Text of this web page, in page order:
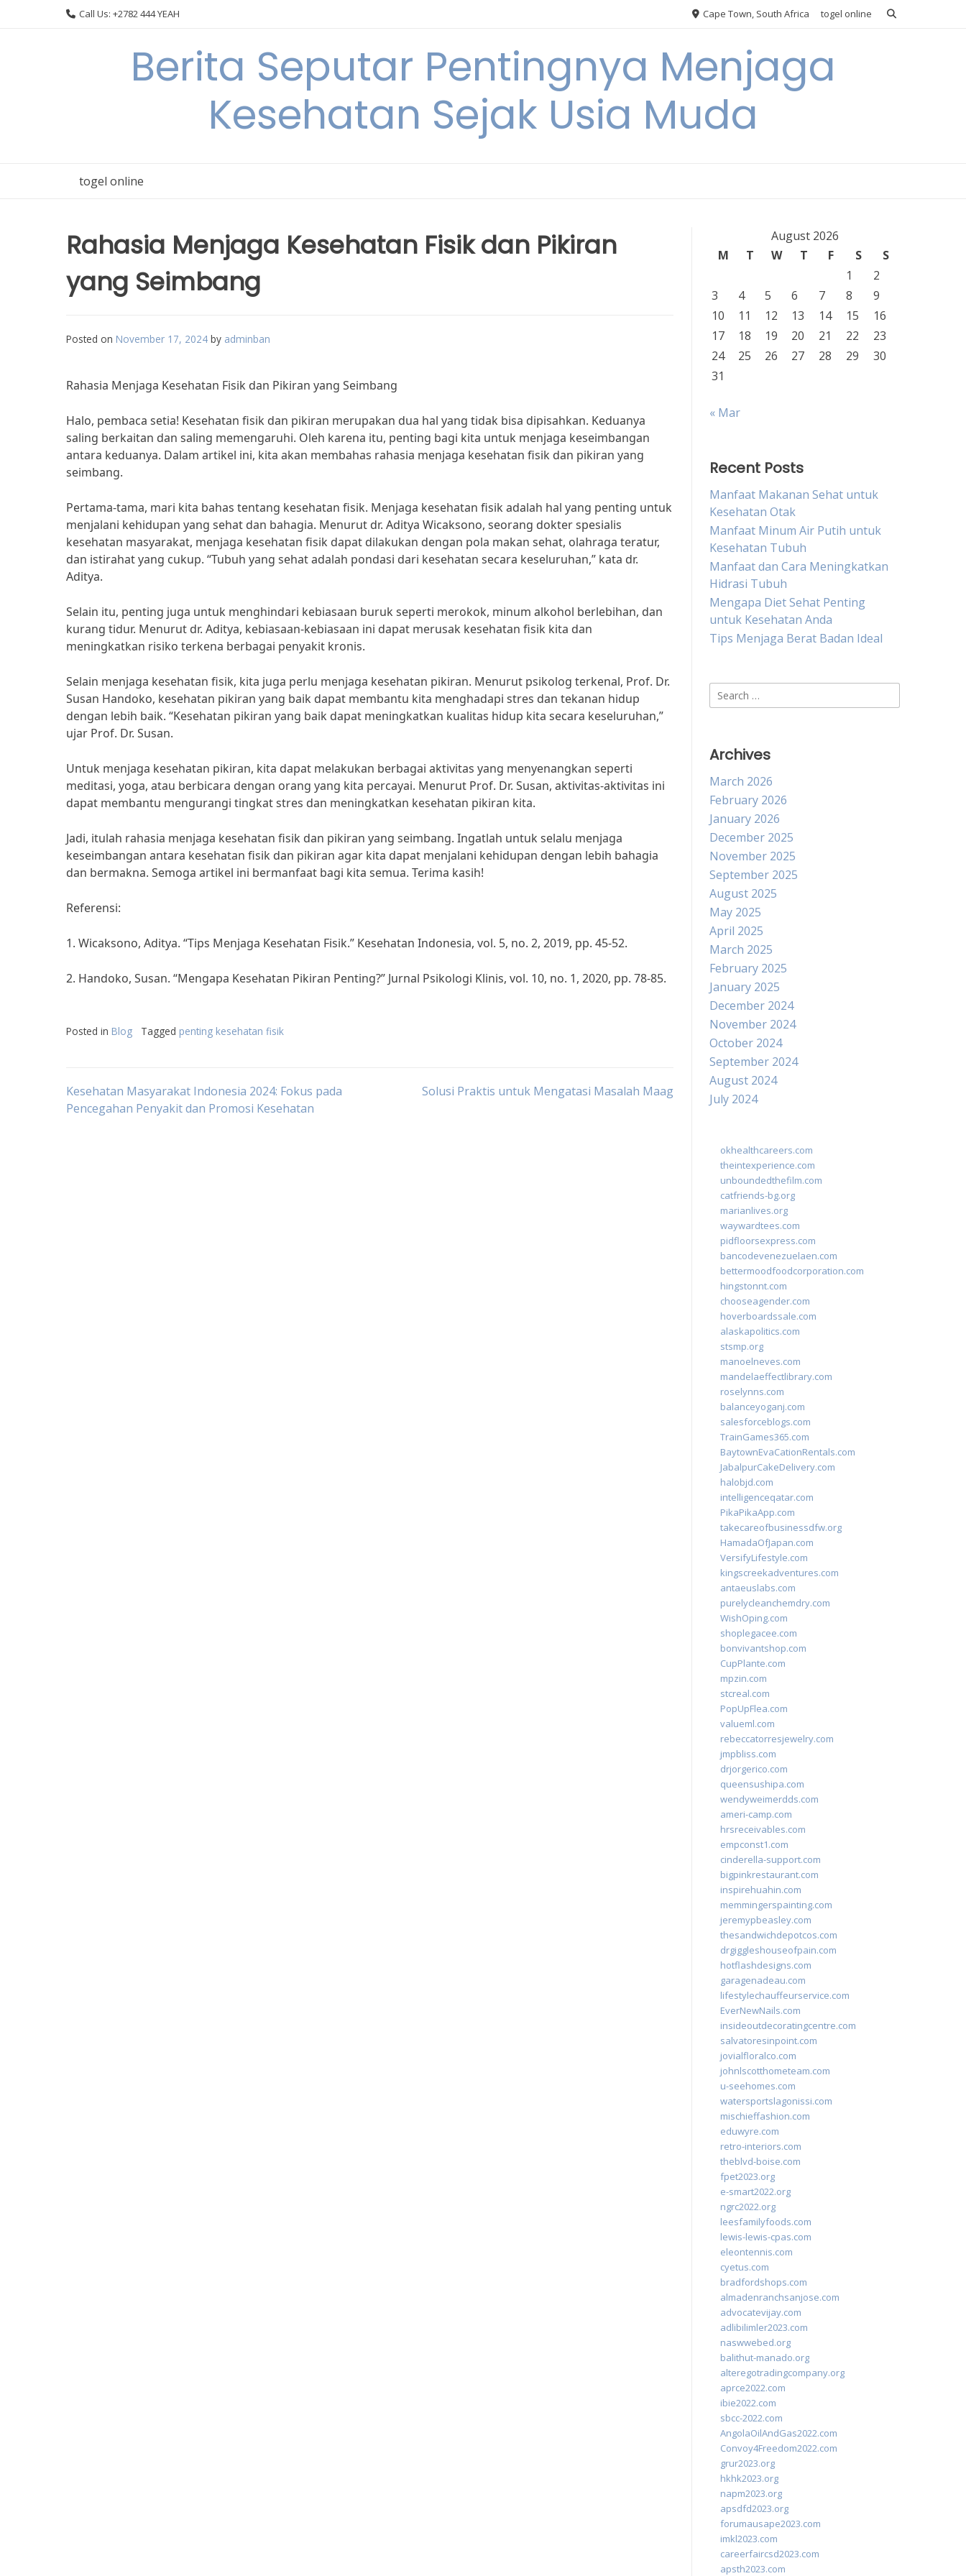
Call Us: +2782 444 YEAH Cape Town, South Africa togel online
Berita Seputar Pentingnya Menjaga
Kesehatan Sejak Usia Muda
togel online
Rahasia Menjaga Kesehatan Fisik dan Pikiran
yang Seimbang
Posted on November 17, 2024 by adminban
Rahasia Menjaga Kesehatan Fisik dan Pikiran yang Seimbang
Halo, pembaca setia! Kesehatan fisik dan pikiran merupakan dua hal yang tidak bisa dipisahkan. Keduanya
saling berkaitan dan saling memengaruhi. Oleh karena itu, penting bagi kita untuk menjaga keseimbangan
antara keduanya. Dalam artikel ini, kita akan membahas rahasia menjaga kesehatan fisik dan pikiran yang
seimbang.
Pertama-tama, mari kita bahas tentang kesehatan fisik. Menjaga kesehatan fisik adalah hal yang penting untuk
menjalani kehidupan yang sehat dan bahagia. Menurut dr. Aditya Wicaksono, seorang dokter spesialis
kesehatan masyarakat, menjaga kesehatan fisik dapat dilakukan dengan pola makan sehat, olahraga teratur,
dan istirahat yang cukup. “Tubuh yang sehat adalah pondasi dari kesehatan secara keseluruhan,” kata dr.
Aditya.
Selain itu, penting juga untuk menghindari kebiasaan buruk seperti merokok, minum alkohol berlebihan, dan
kurang tidur. Menurut dr. Aditya, kebiasaan-kebiasaan ini dapat merusak kesehatan fisik kita dan
meningkatkan risiko terkena berbagai penyakit kronis.
Selain menjaga kesehatan fisik, kita juga perlu menjaga kesehatan pikiran. Menurut psikolog terkenal, Prof. Dr.
Susan Handoko, kesehatan pikiran yang baik dapat membantu kita menghadapi stres dan tekanan hidup
dengan lebih baik. “Kesehatan pikiran yang baik dapat meningkatkan kualitas hidup kita secara keseluruhan,”
ujar Prof. Dr. Susan.
Untuk menjaga kesehatan pikiran, kita dapat melakukan berbagai aktivitas yang menyenangkan seperti
meditasi, yoga, atau berbicara dengan orang yang kita percayai. Menurut Prof. Dr. Susan, aktivitas-aktivitas ini
dapat membantu mengurangi tingkat stres dan meningkatkan kesehatan pikiran kita.
Jadi, itulah rahasia menjaga kesehatan fisik dan pikiran yang seimbang. Ingatlah untuk selalu menjaga
keseimbangan antara kesehatan fisik dan pikiran agar kita dapat menjalani kehidupan dengan lebih bahagia
dan bermakna. Semoga artikel ini bermanfaat bagi kita semua. Terima kasih!
Referensi:
1. Wicaksono, Aditya. “Tips Menjaga Kesehatan Fisik.” Kesehatan Indonesia, vol. 5, no. 2, 2019, pp. 45-52.
2. Handoko, Susan. “Mengapa Kesehatan Pikiran Penting?” Jurnal Psikologi Klinis, vol. 10, no. 1, 2020, pp. 78-85.
Posted in Blog Tagged penting kesehatan fisik
Post
Kesehatan Masyarakat Indonesia 2024: Fokus pada
Pencegahan Penyakit dan Promosi Kesehatan
Solusi Praktis untuk Mengatasi Masalah Maag
August 2026
M
T W T F S
S
1
2
3
4 5 6 7 8
9
10
11 12 13 14 15
16
17
18 19 20 21 22
23
24
25 26 27 28 29
30
31
« Mar
Recent Posts
Manfaat Makanan Sehat untuk
Kesehatan Otak
Manfaat Minum Air Putih untuk
Kesehatan Tubuh
Manfaat dan Cara Meningkatkan
Hidrasi Tubuh
Mengapa Diet Sehat Penting
untuk Kesehatan Anda
Tips Menjaga Berat Badan Ideal
Search
for:
Archives
March 2026
February 2026
January 2026
December 2025
November 2025
September 2025
August 2025
May 2025
April 2025
March 2025
February 2025
January 2025
December 2024
November 2024
October 2024
September 2024
August 2024
July 2024
okhealthcareers.com
theintexperience.com
unboundedthefilm.com
catfriends-bg.org
marianlives.org
waywardtees.com
pidfloorsexpress.com
bancodevenezuelaen.com
bettermoodfoodcorporation.com
hingstonnt.com
chooseagender.com
hoverboardssale.com
alaskapolitics.com
stsmp.org
manoelneves.com
mandelaeffectlibrary.com
roselynns.com
balanceyoganj.com
salesforceblogs.com
TrainGames365.com
BaytownEvaCationRentals.com
JabalpurCakeDelivery.com
halobjd.com
intelligenceqatar.com
PikaPikaApp.com
takecareofbusinessdfw.org
HamadaOfJapan.com
VersifyLifestyle.com
kingscreekadventures.com
antaeuslabs.com
purelycleanchemdry.com
WishOping.com
shoplegacee.com
bonvivantshop.com
CupPlante.com
mpzin.com
stcreal.com
PopUpFlea.com
valueml.com
rebeccatorresjewelry.com
jmpbliss.com
drjorgerico.com
queensushipa.com
wendyweimerdds.com
ameri-camp.com
hrsreceivables.com
empconst1.com
cinderella-support.com
bigpinkrestaurant.com
inspirehuahin.com
memmingerspainting.com
jeremypbeasley.com
thesandwichdepotcos.com
drgiggleshouseofpain.com
hotflashdesigns.com
garagenadeau.com
lifestylechauffeurservice.com
EverNewNails.com
insideoutdecoratingcentre.com
salvatoresinpoint.com
jovialfloralco.com
johnlscotthometeam.com
u-seehomes.com
watersportslagonissi.com
mischieffashion.com
eduwyre.com
retro-interiors.com
theblvd-boise.com
fpet2023.org
e-smart2022.org
ngrc2022.org
leesfamilyfoods.com
lewis-lewis-cpas.com
eleontennis.com
cyetus.com
bradfordshops.com
almadenranchsanjose.com
advocatevijay.com
adlibilimler2023.com
naswwebed.org
balithut-manado.org
alteregotradingcompany.org
aprce2022.com
ibie2022.com
sbcc-2022.com
AngolaOilAndGas2022.com
Convoy4Freedom2022.com
grur2023.org
hkhk2023.org
napm2023.org
apsdfd2023.org
forumausape2023.com
imkl2023.com
careerfaircsd2023.com
apsth2023.com